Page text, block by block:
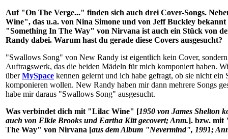
Auf "On The Verge..." finden sich auch drei Cover-Songs.
Wine", das u.a. von Nina Simone und von Jeff Buckley
"Something In The Way" von Nirvana ist auch ein Stück von
Randy dabei. Warum hast du gerade diese Covers ausgesucht?
"Swallows Song" von New Randy ist eigentlich kein Cover,
Auftragswerk, das die beiden Mädeln für mich komponiert haben.
überMySpace kennen gelernt und ich habe gefragt, ob sie nicht ein
komponieren wollen. New Randy haben mir dann mehrere Songs
habe mir daraus "Swallows Song" ausgesucht.
Was verbindet dich mit "Lilac Wine" [1950 von James Shelton
auch von Elkie Brooks und Eartha Kitt gecovert; Anm.]. bzw. mit
The Way" von Nirvana [aus dem Album "Nevermind", 1991;